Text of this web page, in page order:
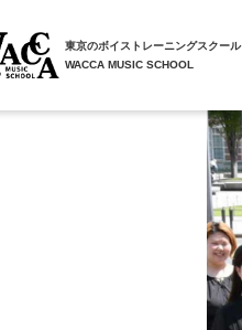
東京のボイストレーニングスクール
WACCA MUSIC SCHOOL